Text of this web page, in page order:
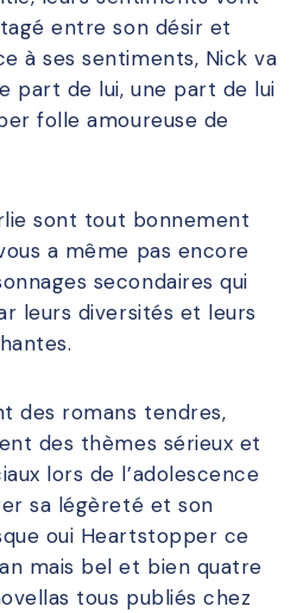
entre son désir et
à ses sentiments, Nick va
part de lui, une part de lui
folle amoureuse de
sont tout bonnement
a même pas encore
secondaires qui
leurs diversités et leurs
des romans tendres,
des thèmes sérieux et
lors de l’adolescence
sa légèreté et son
oui Heartstopper ce
mais bel et bien quatre
tous publiés chez